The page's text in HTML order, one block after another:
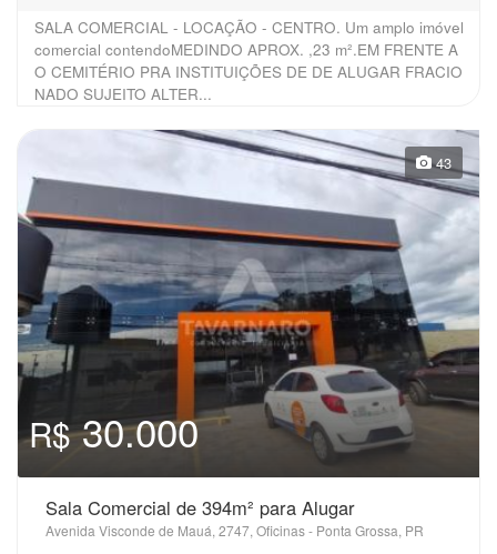
SALA COMERCIAL - LOCAÇÃO - CENTRO. Um amplo imóvel
comercial contendoMEDINDO APROX. ,23 m².EM FRENTE A
O CEMITÉRIO PRA INSTITUIÇÕES DE DE ALUGAR FRACIO
NADO SUJEITO ALTER...
43
R$30.000
Sala Comercial de 394m² para Alugar
Avenida Visconde de Mauá, 2747, Oficinas - Ponta Grossa, PR